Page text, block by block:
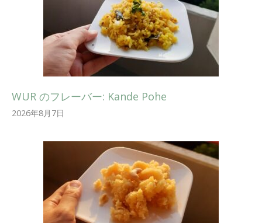
WUR のフレーバー: Kande Pohe
2026年8月7日